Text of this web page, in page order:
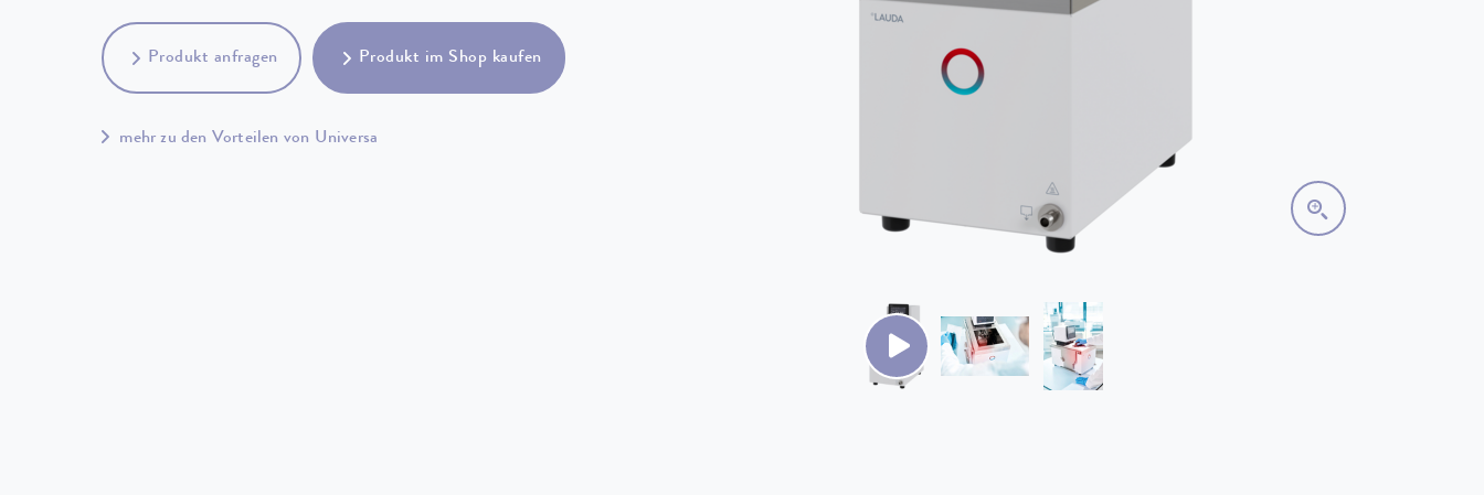
Produkt anfragen Produkt im Shop kaufen
mehr zu den Vorteilen von Universa